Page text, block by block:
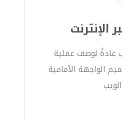
الإنترنت
عادةً لوصف عملية
الواجهة الأمامية